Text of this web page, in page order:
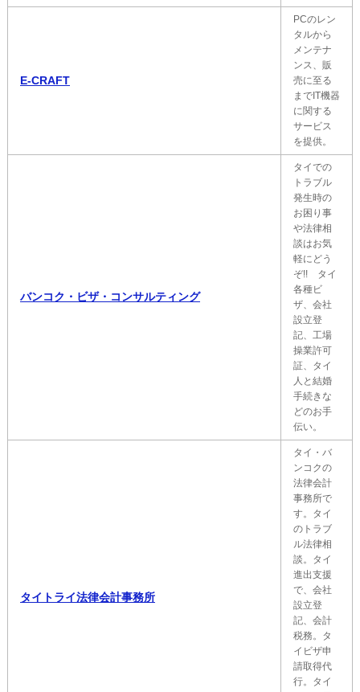
E-CRAFT
PCのレン
タルから
メンテナ
ンス、販
売に至る
までIT機器
に関する
サービス
を提供。
バンコク・ビザ・コンサルティング
タイでの
トラブル
発生時の
お困り事
や法律相
談はお気
軽にどう
ぞ!! タイ
各種ビ
ザ、会社
設立登
記、工場
操業許可
証、タイ
人と結婚
手続きな
どのお手
伝い。
タイトライ法律会計事務所
タイ・バ
ンコクの
法律会計
事務所で
す。タイ
のトラブ
ル法律相
談。タイ
進出支援
で、会社
設立登
記、会計
税務。タ
イビザ申
請取得代
行。タイ